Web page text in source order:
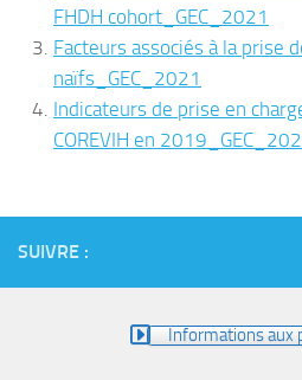
FHDH cohort_GEC_2021
Facteurs associés à la prise
naïfs_GEC_2021
Indicateurs de prise en
COREVIH en
SUIVRE :
Informations aux